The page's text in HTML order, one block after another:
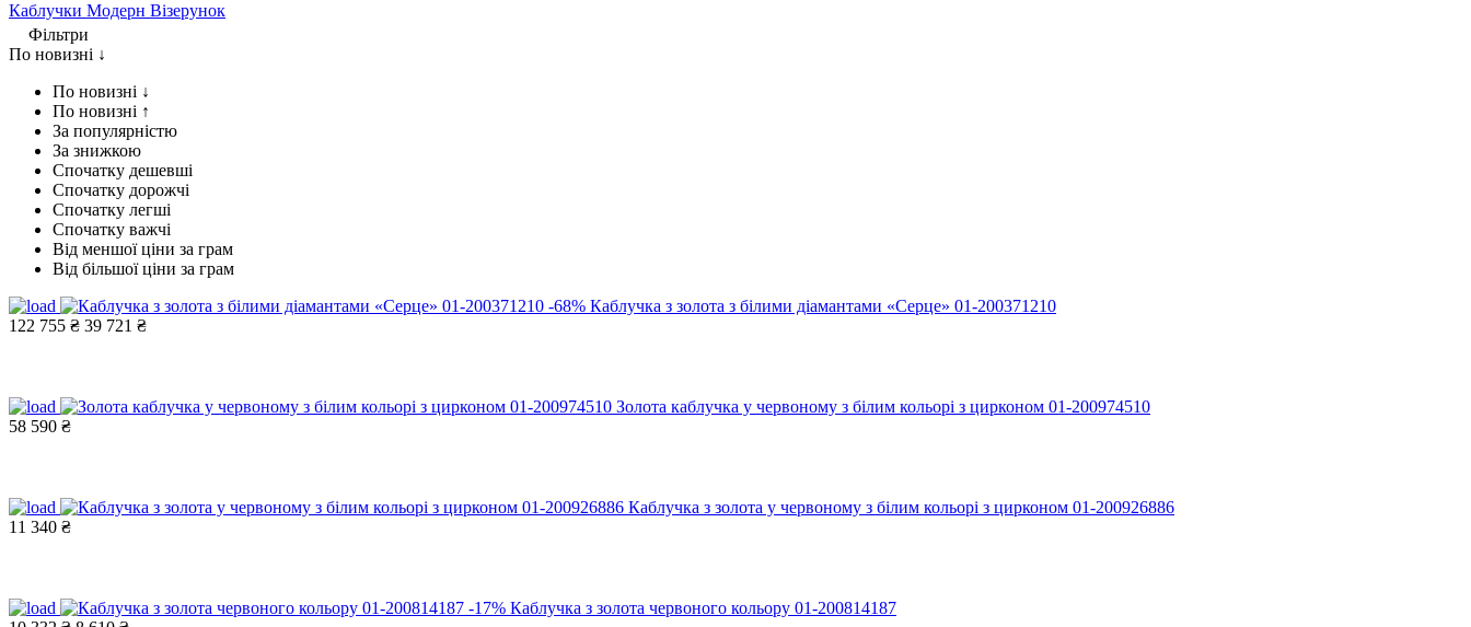
Каблучки Модерн Візерунок
Фільтри
По новизні ↓
По новизні ↓
По новизні ↑
За популярністю
За знижкою
Спочатку дешевші
Спочатку дорожчі
Спочатку легші
Спочатку важчі
Від меншої ціни за грам
Від більшої ціни за грам
-68% Каблучка з золота з білими діамантами «Серце» 01-200371210
122 755 ₴ 39 721 ₴
Золота каблучка у червоному з білим кольорі з цирконом 01-200974510
58 590 ₴
Каблучка з золота у червоному з білим кольорі з цирконом 01-200926886
11 340 ₴
-17% Каблучка з золота червоного кольору 01-200814187